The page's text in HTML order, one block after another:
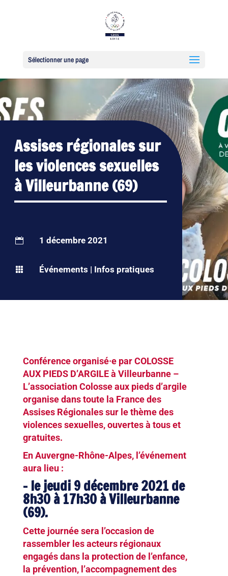
Sélectionner une page
Assises régionales sur
les violences sexuelles
à Villeurbanne (69)
 1 décembre 2021
 Événements | Infos pratiques
Conférence organisé·e par COLOSSE
AUX PIEDS D’ARGILE à Villeurbanne –
L’association Colosse aux pieds d’argile
organise dans toute la France des
Assises Régionales sur le thème des
violences sexuelles, ouvertes à tous et
gratuites.
En Auvergne-Rhône-Alpes, l’événement
aura lieu :
– le jeudi 9 décembre 2021 de
8h30 à 17h30 à Villeurbanne
(69).
Cette journée sera l’occasion de
rassembler les acteurs régionaux
engagés dans la protection de l’enfance,
la prévention, l’accompagnement des